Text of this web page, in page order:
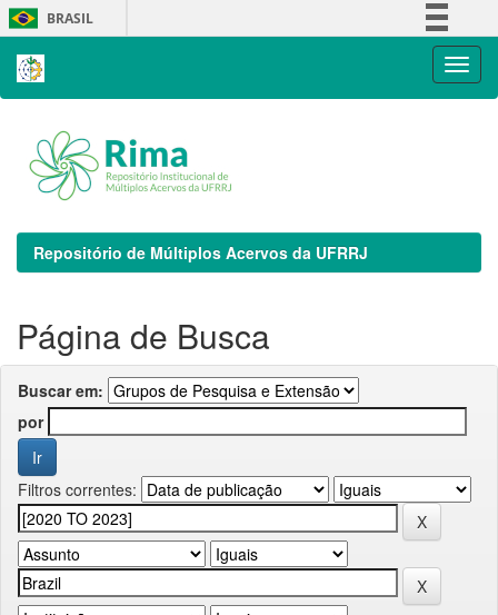
Skip
navigation
BRASIL
Repositório de Múltiplos Acervos da UFRRJ
Página de Busca
Buscar em:
por
Filtros correntes: